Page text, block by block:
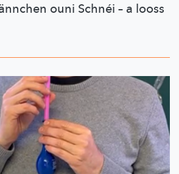
ouni Schnéi – a looss